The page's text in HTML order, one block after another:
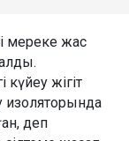
мереке жас
жігіт
изоляторында
деп